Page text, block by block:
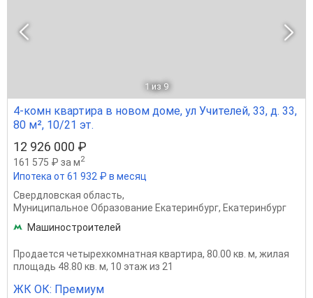
1 из 9
4-комн квартира в новом доме, ул Учителей, 33, д. 33,
80 м², 10/21 эт.
12 926 000 ₽
161 575 ₽ за м2
Ипотека от 61 932 ₽ в месяц
Свердловская область,
Муниципальное Образование Екатеринбург, Екатеринбург
Машиностроителей
Продается четырехкомнатная квартира, 80.00 кв. м, жилая
площадь 48.80 кв. м, 10 этаж из 21
ЖК ОК: Премиум